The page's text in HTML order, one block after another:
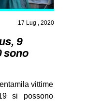
17 Lug , 2020
9
sono
vittime
si possono